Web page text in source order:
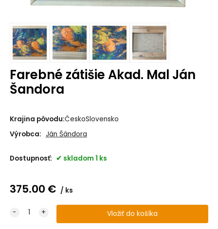
Farebné zátišie Akad. Mal Ján
Šandora
Krajina pôvodu:ČeskoSlovensko
Výrobca: Ján Šándora
Dostupnosť: skladom 1 ks
375.00 € ks